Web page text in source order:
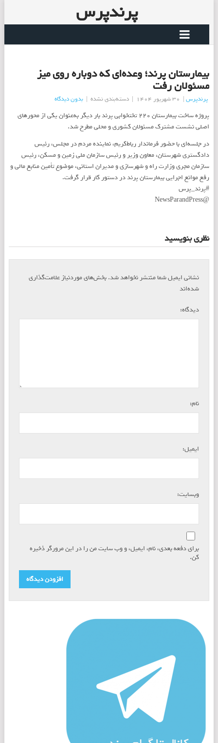
پرندپرس
بیمارستان پرند؛ وعده‌ای که دوباره روی میز
مسئولان رفت
پرندپرس| 30 شهریور 1404 | دسته‌بندی نشده | بدون دیدگاه
پروژه ساخت بیمارستان ۲۲۰ تختخوابی پرند بار دیگر به‌عنوان یکی از محورهای
اصلی نشست مشترک مسئولان کشوری و محلی مطرح شد.
در جلسه‌ای با حضور فرماندار رباط‌کریم، نماینده مردم در مجلس، رئیس
دادگستری شهرستان، معاون وزیر و رئیس سازمان ملی زمین و مسکن، رئیس
سازمان مجری وزارت راه و شهرسازی و مدیران استانی، موضوع تأمین منابع مالی و
رفع موانع اجرایی بیمارستان پرند در دستور کار قرار گرفت.
#پرند_پرس
@NewsParandPress
نظری بنویسید
نشانی ایمیل شما منتشر نخواهد شد.بخش‌های موردنیاز علامت‌گذاری
شده‌اند
دیدگاه:
نام:
ایمیل:
وبسایت:
برای دفعه بعدی، نام، ایمیل، و وب سایت من را در این مرورگر ذخیره
کن.